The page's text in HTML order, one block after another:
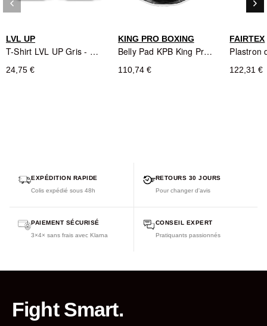
Lavable en machine
- conserve sa forme et ses couleurs
LVL UP
T-Shirt LVL UP Gris - Coupe Athlétique
24,75 €
KING PRO BOXING
Belly Pad KPB King Pro Boxing - Blanc/Noir
110,74 €
FAIRTEX
122,31 €
Précédent
keyboard_arrow_left keyboard_arrow_right
EXPÉDITION RAPIDE
Colis expédié sous 48h
RETOURS 30 JOURS
Pour changer d'avis
PAIEMENT SÉCURISÉ
3×4× sans frais avec Klarna
CONSEIL EXPERT
Pratiquants passionnés
Fight Smart.